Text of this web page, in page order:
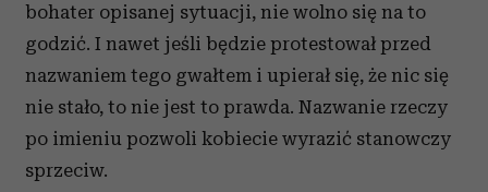
bohater opisanej sytuacji, nie wolno się na to
godzić. I nawet jeśli będzie protestował przed
nazwaniem tego gwałtem i upierał się, że nic się
nie stało, to nie jest to prawda. Nazwanie rzeczy
po imieniu pozwoli kobiecie wyrazić stanowczy
sprzeciw.